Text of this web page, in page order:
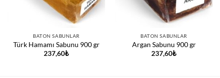
BATON SABUNLAR
Türk Hamamı Sabunu 900 gr
237,60₺
BATON SABUNLAR
Argan Sabunu 900 gr
237,60₺